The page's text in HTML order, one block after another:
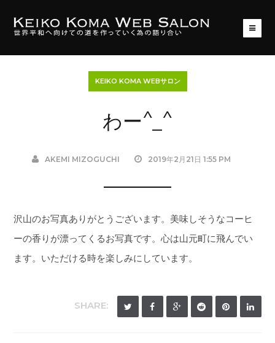
KEIKO KOMA WEBサロン
わー^_^
AKEMI MIZOGUCHI 2019年2月21日 1:55 PM
沢山のお写真ありがとうございます。美味しそうなコーヒ
ーの香りが漂ってくるお写真です。心は山元町に飛んでい
ます。いただける時を楽しみにしています。
SHARE: